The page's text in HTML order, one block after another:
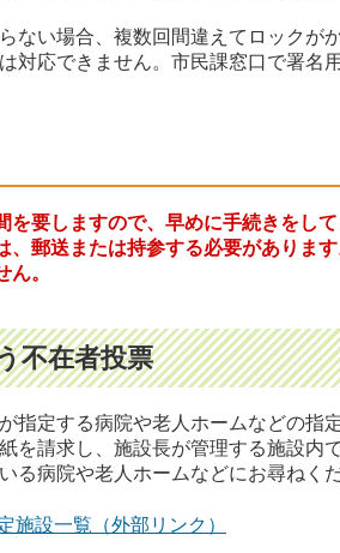
い場合、複数回間違えてロックが
応できません。市民課窓口で署名
を要しますので、早めに手続きをして
、郵送または持参する必要がありま
。
不在者投票
定する病院や老人ホームなどの指
を請求し、施設長が管理する施設内
る病院や老人ホームなどにお尋ねくだ
施設一覧（外部リンク）